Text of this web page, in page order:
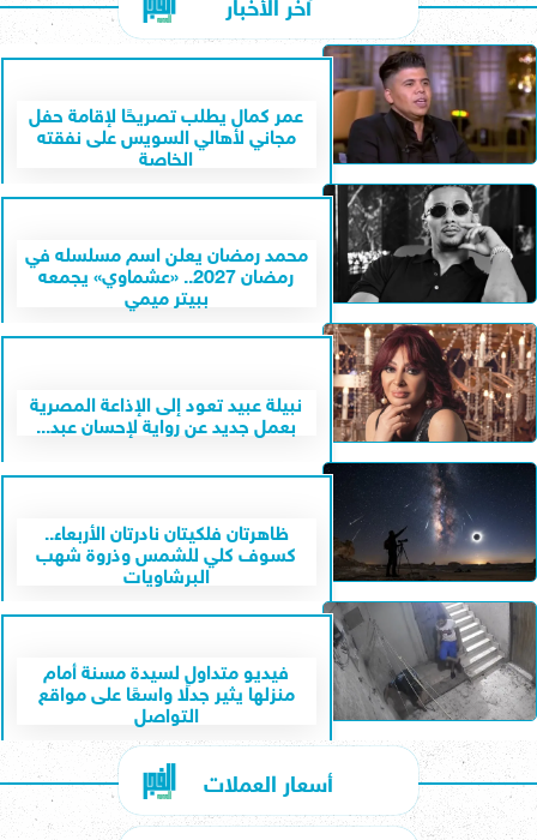
عمر كمال يطلب تصريحًا لإقامة حفل
مجاني لأهالي السويس على نفقته
الخاصة
محمد رمضان يعلن اسم مسلسله في
رمضان 2027.. «عشماوي» يجمعه
ببيتر ميمي
نبيلة عبيد تعود إلى الإذاعة المصرية
بعمل جديد عن رواية لإحسان عبد...
ظاهرتان فلكيتان نادرتان الأربعاء..
كسوف كلي للشمس وذروة شهب
البرشاويات
فيديو متداول لسيدة مسنة أمام
منزلها يثير جدلًا واسعًا على مواقع
التواصل
أسعار العملات